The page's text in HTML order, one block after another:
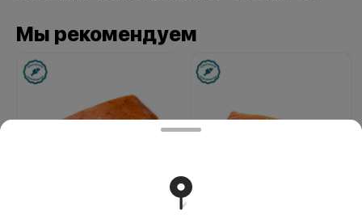
Мы рекомендуем